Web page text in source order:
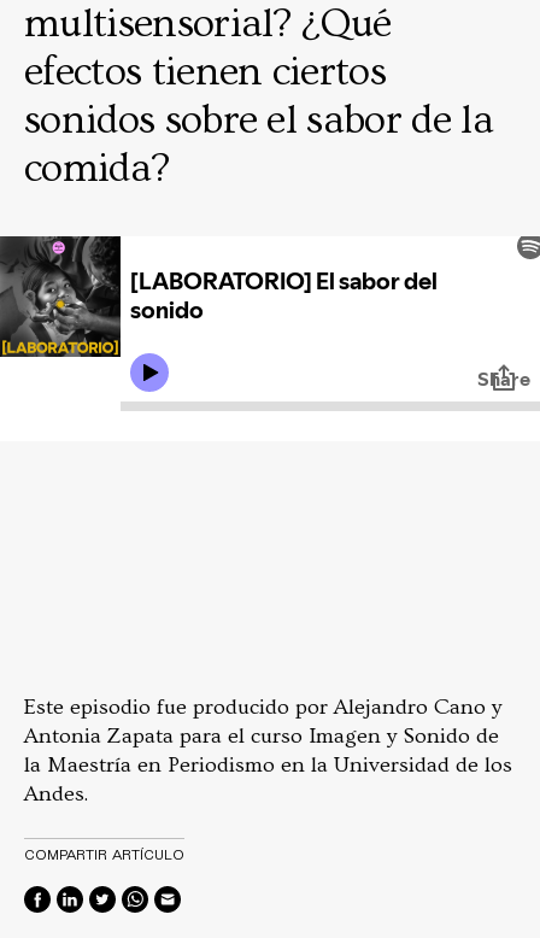
multisensorial? ¿Qué
efectos tienen ciertos
sonidos sobre el sabor de la
comida?
Este episodio fue producido por Alejandro Cano y
Antonia Zapata para el curso Imagen y Sonido de
la Maestría en Periodismo en la Universidad de los
Andes.
COMPARTIR ARTÍCULO